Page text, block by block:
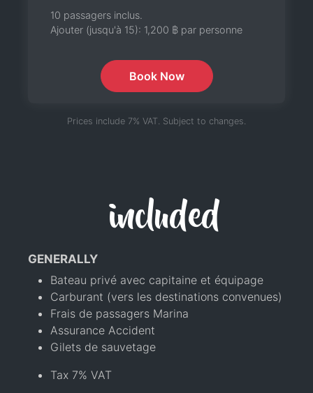
10 passagers inclus.
Ajouter (jusqu'à 15): 1,200 ฿ par personne
Book Now
Prices include 7% VAT. Subject to changes.
included
GENERALLY
Bateau privé avec capitaine et équipage
Carburant (vers les destinations convenues)
Frais de passagers Marina
Assurance Accident
Gilets de sauvetage
Tax 7% VAT